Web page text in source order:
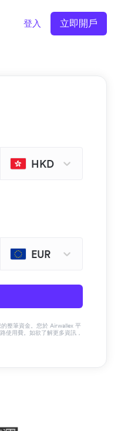
登入 立即開戶
HKD
EUR
整筆資金。您於 Airwallex 平
使用費。如欲了解更多資訊，